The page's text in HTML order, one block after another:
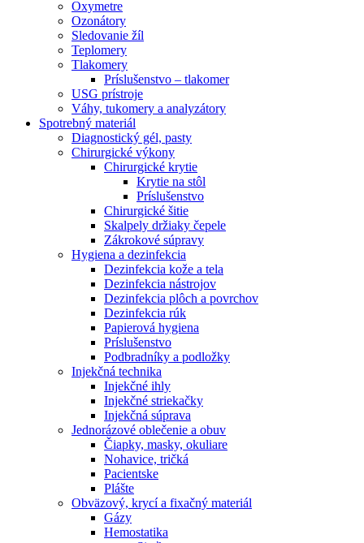
Oxymetre
Ozonátory
Sledovanie žíl
Teplomery
Tlakomery
Príslušenstvo – tlakomer
USG prístroje
Váhy, tukomery a analyzátory
Spotrebný materiál
Diagnostický gél, pasty
Chirurgické výkony
Chirurgické krytie
Krytie na stôl
Príslušenstvo
Chirurgické šitie
Skalpely držiaky čepele
Zákrokové súpravy
Hygiena a dezinfekcia
Dezinfekcia kože a tela
Dezinfekcia nástrojov
Dezinfekcia plôch a povrchov
Dezinfekcia rúk
Papierová hygiena
Príslušenstvo
Podbradníky a podložky
Injekčná technika
Injekčné ihly
Injekčné striekačky
Injekčná súprava
Jednorázové oblečenie a obuv
Čiapky, masky, okuliare
Nohavice, tričká
Pacientske
Plášte
Obväzový, krycí a fixačný materiál
Gázy
Hemostatika